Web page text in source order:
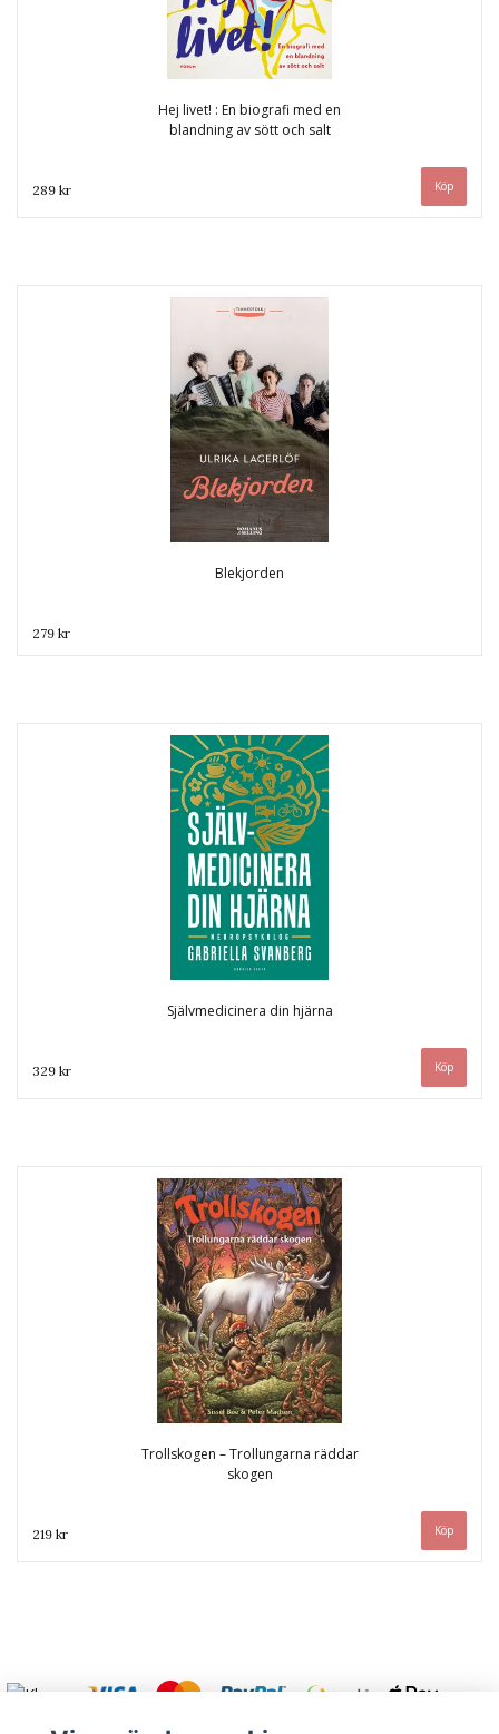
Hej livet! : En biografi med en
blandning av sött och salt
289 kr
Blekjorden
279 kr
Självmedicinera din hjärna
329 kr
Trollskogen – Trollungarna räddar
skogen
219 kr